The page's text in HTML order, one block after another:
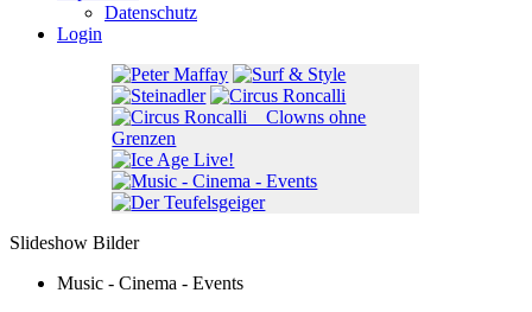
Datenschutz
Login
Slideshow Bilder
Music - Cinema - Events